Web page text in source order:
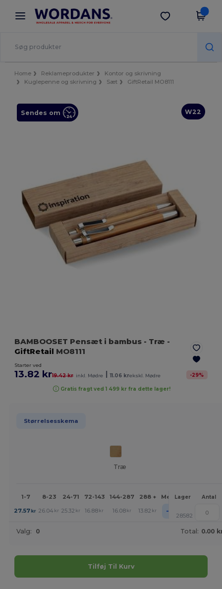
× Wordans-app
Bedre priser i appen!
Hent app
Home Reklameprodukter
Kontor og skrivning
Kuglepenne og skrivning
Sæt GiftRetail MO8111
W22
Sendes om
BAMBOOSET Pensæt i bambus - Træ -
GiftRetail MO8111
Starter ved
13.82 kr19.42 kr inkl. Mødre 11.06 krekskl. Mødre -29%
Gratis fragt ved 1 499 kr fra dette lager!
Størrelsesskema
Træ
1-7 8-23 24-71 72-143 144-287 288 + MereLager Antal
27.57kr 26.04 kr 25.32 kr 16.88 kr 16.08 kr 13.82 kr + 28582
Valg: 0 Total: 0.00
Tilføj Til Kurv